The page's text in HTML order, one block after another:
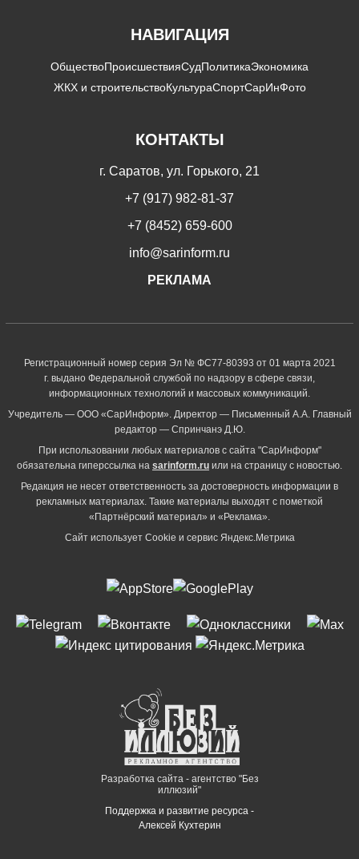
НАВИГАЦИЯ
ОбществоПроисшествияСудПолитикаЭкономика
ЖКХ и строительствоКультураСпортСарИнФото
КОНТАКТЫ
г. Саратов, ул. Горького, 21
+7 (917) 982-81-37
+7 (8452) 659-600
info@sarinform.ru
РЕКЛАМА
Регистрационный номер серия Эл № ФС77-80393 от 01 марта 2021
г. выдано Федеральной службой по надзору в сфере связи,
информационных технологий и массовых коммуникаций.
Учредитель — ООО «СарИнформ». Директор — Письменный А.А. Главный
редактор — Спринчанэ Д.Ю.
При использовании любых материалов с сайта "СарИнформ"
обязательна гиперссылка на sarinform.ru или на страницу с новостью.
Редакция не несет ответственность за достоверность информации в
рекламных материалах. Такие материалы выходят с пометкой
«Партнёрский материал» и «Реклама».
Сайт использует Cookie и сервиc Яндекс.Метрика
Разработка сайта - агентство "Без
иллюзий"
Поддержка и развитие ресурса -
Алексей Кухтерин